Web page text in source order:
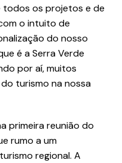
todos os projetos e de
o intuito de
do nosso
é a Serra Verde
por aí, muitos
turismo na nossa
primeira reunião do
rumo a um
regional. A